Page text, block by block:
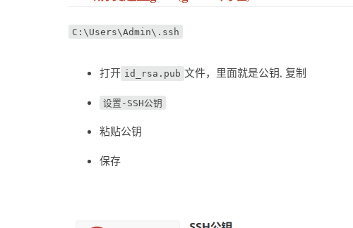
C:\Users\Admin\.ssh
打开 id_rsa.pub 文件，里面就是公钥, 复制
设置-SSH公钥
粘贴公钥
保存